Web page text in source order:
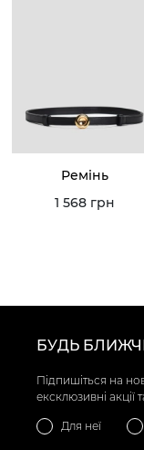
Ремінь
1 568 грн
БУДЬ
Підпишіться на
ексклюзивні акції
Для неї